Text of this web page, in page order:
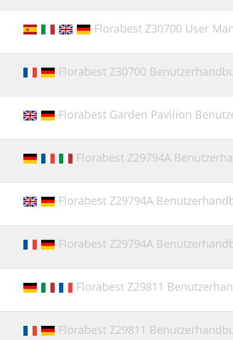
Florabest Z30700 User
Florabest Z30700
Florabest Garden Pavilion
Florabest Z29794A
Florabest Z29794A
Florabest Z29794A
Florabest Z29811
Florabest Z29811